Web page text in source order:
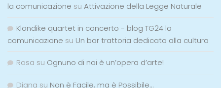
la comunicazione su Attivazione della Legge Naturale
Klondike quartet in concerto - blog TG24 la
comunicazione su Un bar trattoria dedicato alla cultura
Rosa su Ognuno di noi è un’opera d’arte!
Diana su Non è Facile, ma è Possibile…